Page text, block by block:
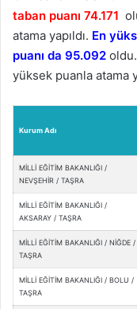
taban puanı 74.171
atama yapıldı. En
puanı da 95.092
yüksek puanla atama
Kurum Adı
MİLLİ EĞİTİM BAKANLIĞI /
NEVŞEHİR / TAŞRA
MİLLİ EĞİTİM BAKANLIĞI /
AKSARAY / TAŞRA
MİLLİ EĞİTİM BAKANLIĞI / NİĞDE /
TAŞRA
MİLLİ EĞİTİM BAKANLIĞI / BOLU /
TAŞRA